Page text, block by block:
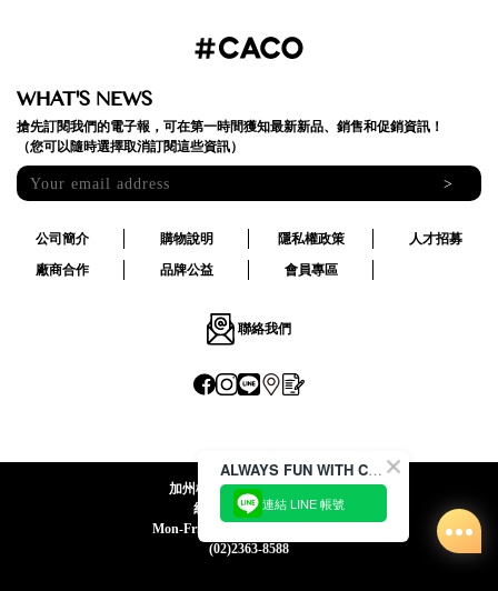
WHAT'S NEWS
搶先訂閱我們的電子報，可在第一時間獲知最新新品、銷售和促銷資訊！
（您可以隨時選擇取消訂閱這些資訊）
>
公司簡介 購物說明 隱私權政策
人才招募
廠商合作
品牌公益 會員專區
聯絡我們
加州椰子國際股份有限公司
統一編號:24492069
Mon-Fri 09:00-12:30 / 13:30-18:00
(02)2363-8588
ALWAYS FUN WITH CACO !
連結 LINE 帳號